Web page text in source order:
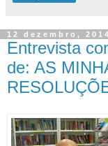
12 dezembro, 2014
Entrevista
de: AS